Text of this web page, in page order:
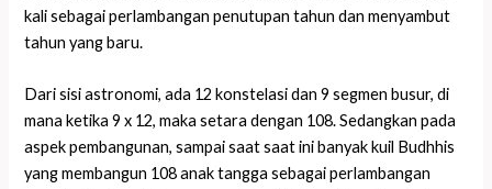
kali sebagai perlambangan penutupan tahun dan menyambut
tahun yang baru.
Dari sisi astronomi, ada 12 konstelasi dan 9 segmen busur, di
mana ketika 9 x 12, maka setara dengan 108. Sedangkan pada
aspek pembangunan, sampai saat saat ini banyak kuil Budhhis
yang membangun 108 anak tangga sebagai perlambangan